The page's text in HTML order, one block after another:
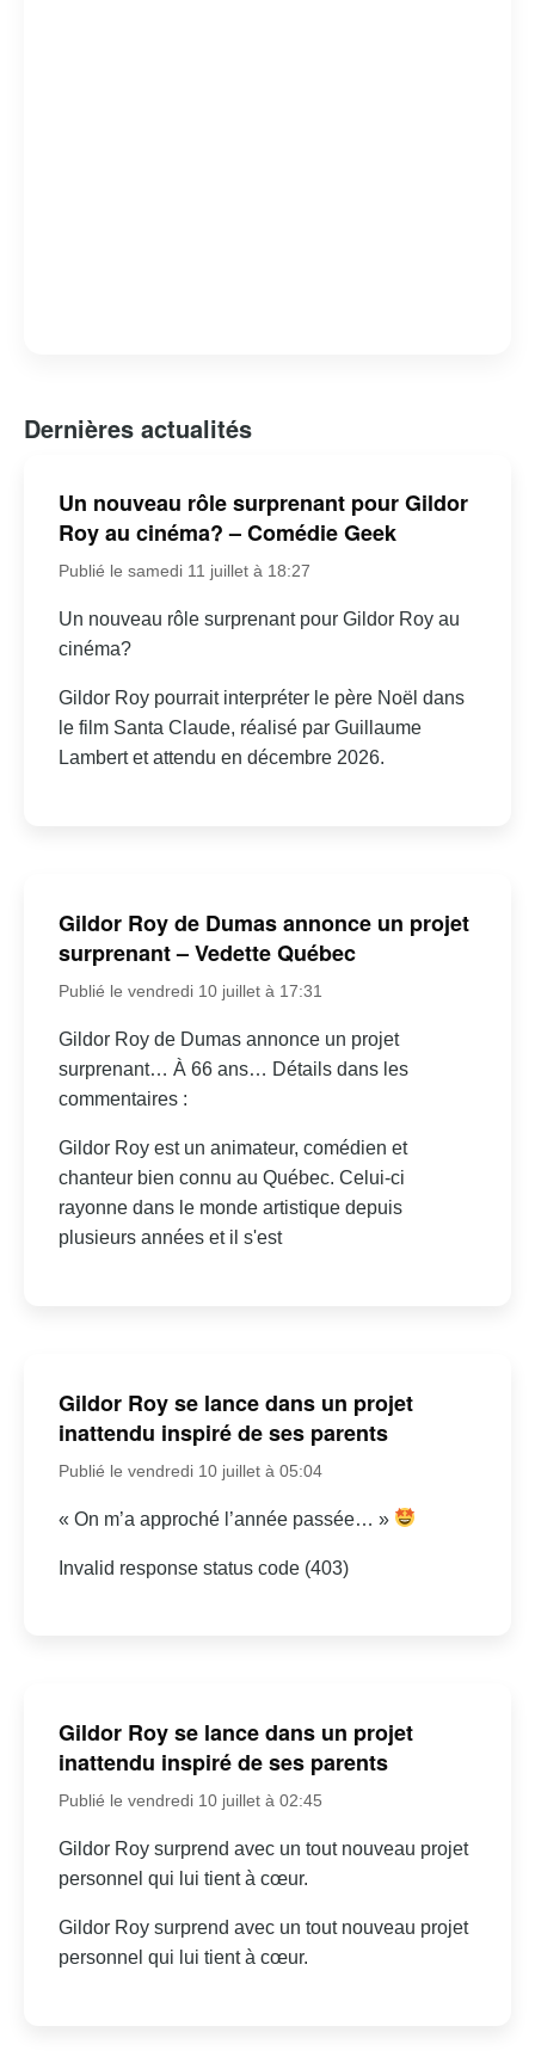
Dernières actualités
Un nouveau rôle surprenant pour Gildor
Roy au cinéma? – Comédie Geek
Publié le samedi 11 juillet à 18:27
Un nouveau rôle surprenant pour Gildor Roy au
cinéma?
Gildor Roy pourrait interpréter le père Noël dans
le film Santa Claude, réalisé par Guillaume
Lambert et attendu en décembre 2026.
Gildor Roy de Dumas annonce un projet
surprenant – Vedette Québec
Publié le vendredi 10 juillet à 17:31
Gildor Roy de Dumas annonce un projet
surprenant… À 66 ans… Détails dans les
commentaires :
Gildor Roy est un animateur, comédien et
chanteur bien connu au Québec. Celui-ci
rayonne dans le monde artistique depuis
plusieurs années et il s'est
Gildor Roy se lance dans un projet
inattendu inspiré de ses parents
Publié le vendredi 10 juillet à 05:04
« On m’a approché l’année passée… »
Invalid response status code (403)
Gildor Roy se lance dans un projet
inattendu inspiré de ses parents
Publié le vendredi 10 juillet à 02:45
Gildor Roy surprend avec un tout nouveau projet
personnel qui lui tient à cœur.
Gildor Roy surprend avec un tout nouveau projet
personnel qui lui tient à cœur.